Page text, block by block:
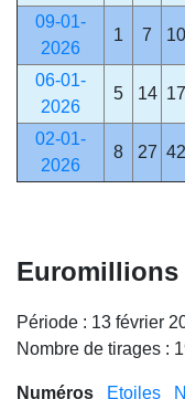
09-01-
2026
1 7 10
06-01-
2026
5 14 17
02-01-
2026
8 27 42
Euromillions
Période : 13 février
Nombre de tirages :
Numéros Etoiles